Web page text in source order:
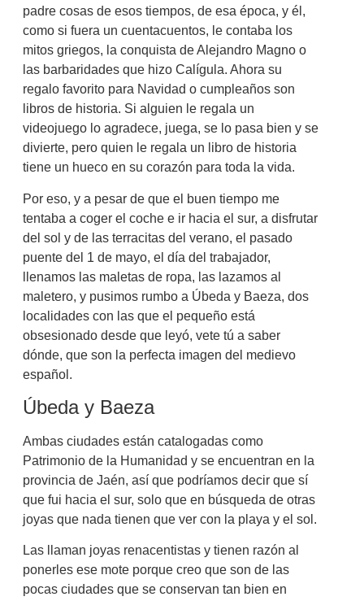
padre cosas de esos tiempos, de esa época, y él,
como si fuera un cuentacuentos, le contaba los
mitos griegos, la conquista de Alejandro Magno o
las barbaridades que hizo Calígula. Ahora su
regalo favorito para Navidad o cumpleaños son
libros de historia. Si alguien le regala un
videojuego lo agradece, juega, se lo pasa bien y se
divierte, pero quien le regala un libro de historia
tiene un hueco en su corazón para toda la vida.
Por eso, y a pesar de que el buen tiempo me
tentaba a coger el coche e ir hacia el sur, a disfrutar
del sol y de las terracitas del verano, el pasado
puente del 1 de mayo, el día del trabajador,
llenamos las maletas de ropa, las lazamos al
maletero, y pusimos rumbo a Úbeda y Baeza, dos
localidades con las que el pequeño está
obsesionado desde que leyó, vete tú a saber
dónde, que son la perfecta imagen del medievo
español.
Úbeda y Baeza
Ambas ciudades están catalogadas como
Patrimonio de la Humanidad y se encuentran en la
provincia de Jaén, así que podríamos decir que sí
que fui hacia el sur, solo que en búsqueda de otras
joyas que nada tienen que ver con la playa y el sol.
Las llaman joyas renacentistas y tienen razón al
ponerles ese mote porque creo que son de las
pocas ciudades que se conservan tan bien en